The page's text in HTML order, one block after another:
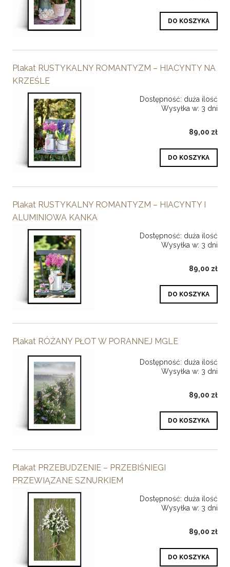
DO KOSZYKA
Plakat RUSTYKALNY ROMANTYZM – HIACYNTY NA
KRZEŚLE
Dostępność: duża ilość
Wysyłka w: 3 dni
89,00 zł
DO KOSZYKA
Plakat RUSTYKALNY ROMANTYZM – HIACYNTY I
ALUMINIOWA KANKA
Dostępność: duża ilość
Wysyłka w: 3 dni
89,00 zł
DO KOSZYKA
Plakat RÓŻANY PŁOT W PORANNEJ MGLE
Dostępność: duża ilość
Wysyłka w: 3 dni
89,00 zł
DO KOSZYKA
Plakat PRZEBUDZENIE – PRZEBIŚNIEGI
PRZEWIĄZANE SZNURKIEM
Dostępność: duża ilość
Wysyłka w: 3 dni
89,00 zł
DO KOSZYKA